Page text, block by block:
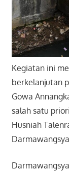
Kegiatan ini
berkelanjutan
Gowa
salah satu
Husniah